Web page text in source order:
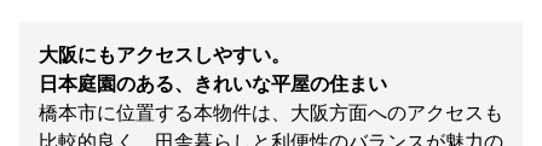
大阪にもアクセスしやすい。
日本庭園のある、きれいな平屋の住まい
橋本市に位置する本物件は、大阪方面へのアクセスも
比較的良く、田舎暮らしと利便性のバランスが魅力の